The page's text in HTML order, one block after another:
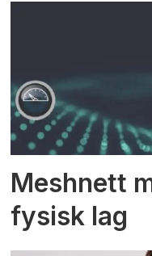
Meshnett
fysisk lag